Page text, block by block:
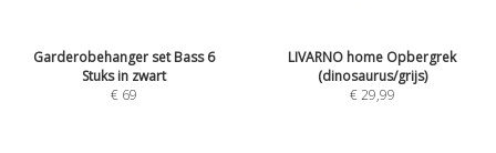
Garderobehanger set Bass 6
Stuks in zwart
€ 69
LIVARNO home Opbergrek
(dinosaurus/grijs)
€29,99